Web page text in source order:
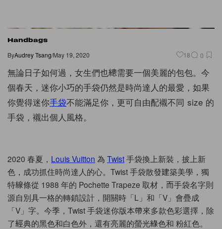
Handbags
ByAudrey Tsang/May 19, 2020 18 0
無論日子如何過，女生們也總需要一個美麗的包包。今
個春天，迷你小巧的手袋仍然是時尚達人的最愛，如果
你覺得迷你手袋不能滿足你，更可自由配襯不同 size 的
手袋，襯出個人風格。
2020 春夏， Louis Vuitton 為 Twist手袋換上新裝，披上新
色，成功抓住時尚達人的心。Twist 手袋散發建築美學，獨
特線條從 1988 年的 Pochette Trapeze 取材，而手袋名字則
源自別具一格的轉鎖設計，開關時「L」和「V」會疊成
「V」字。今季，Twist 手袋迷你版本帶來多款色彩選擇，除
了經典的黑色和白色外，還有亮麗的螢光綠色和 粉紅色。